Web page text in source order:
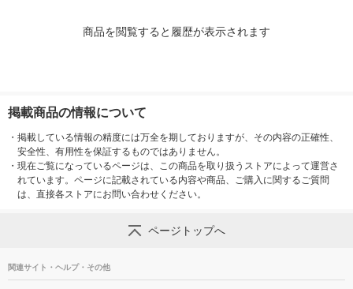
商品を閲覧すると履歴が表示されます
掲載商品の情報について
・ 掲載している情報の精度には万全を期しておりますが、その内容の正確性、
安全性、有用性を保証するものではありません。
・ 現在ご覧になっているページは、この商品を取り扱うストアによって運営さ
れています。ページに記載されている内容や商品、ご購入に関するご質問
は、直接各ストアにお問い合わせください。
ページトップへ
関連サイト・ヘルプ・その他